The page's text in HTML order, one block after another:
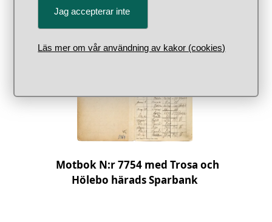
Jag accepterar inte
Läs mer om vår användning av kakor (cookies)
,
2
Motbok N:r 7754 med Trosa och
Hölebo härads Sparbank